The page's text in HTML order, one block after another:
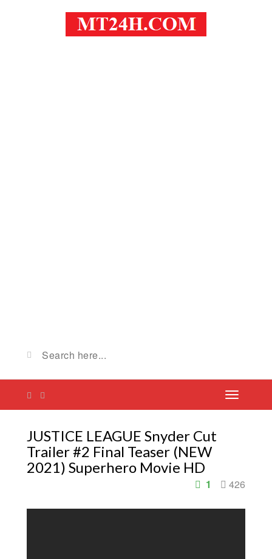
JUSTICE LEAGUE Snyder Cut
Trailer #2 Final Teaser (NEW
2021) Superhero Movie HD
426
1